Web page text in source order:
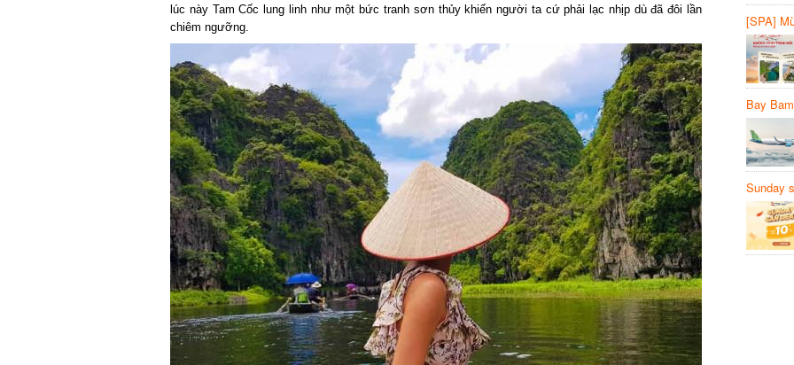
lúc này Tam Cốc lung linh như một bức tranh sơn thủy khiến người ta cứ phải lạc nhịp dù đã đôi lần
chiêm ngưỡng.
[SPA]
20%
Bay
Sunday